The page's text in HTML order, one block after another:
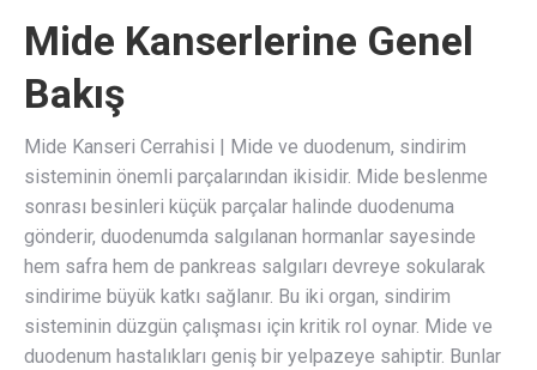
Mide Kanserlerine Genel
Bakış
Mide Kanseri Cerrahisi | Mide ve duodenum, sindirim
sisteminin önemli parçalarından ikisidir. Mide beslenme
sonrası besinleri küçük parçalar halinde duodenuma
gönderir, duodenumda salgılanan hormanlar sayesinde
hem safra hem de pankreas salgıları devreye sokularak
sindirime büyük katkı sağlanır. Bu iki organ, sindirim
sisteminin düzgün çalışması için kritik rol oynar. Mide ve
duodenum hastalıkları geniş bir yelpazeye sahiptir. Bunlar